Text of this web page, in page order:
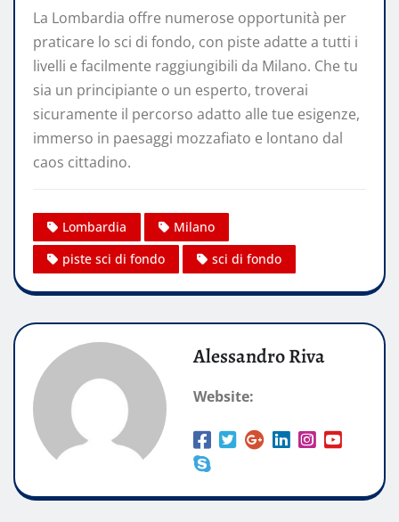
La Lombardia offre numerose opportunità per
praticare lo sci di fondo, con piste adatte a tutti i
livelli e facilmente raggiungibili da Milano. Che tu
sia un principiante o un esperto, troverai
sicuramente il percorso adatto alle tue esigenze,
immerso in paesaggi mozzafiato e lontano dal
caos cittadino.
Lombardia
Milano
piste sci di fondo
sci di fondo
Alessandro Riva
Website: